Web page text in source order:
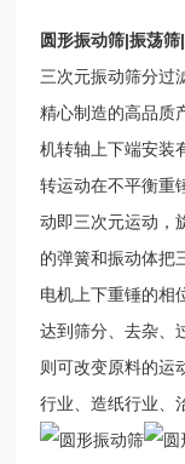
圆形振动筛|振荡
三次元振动筛分过
精心制造的高品质
机转轴上下端安装
转运动在不平衡重
动即三次元运动，
的弹簧和振动体把
电机上下重锤的相
达到筛分、去杂、
则可改变原料的运
行业、造纸行业、